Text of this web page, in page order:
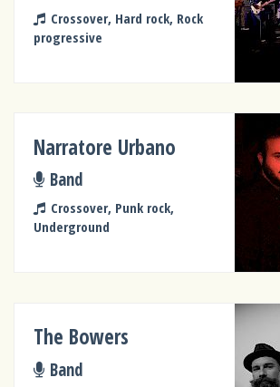
Crossover, Hard rock, Rock
progressive
Narratore Urbano
Band
Crossover, Punk rock,
Underground
The Bowers
Band